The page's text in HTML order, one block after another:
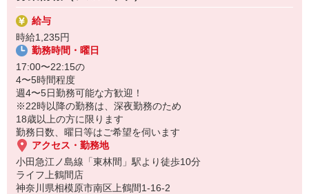
給与
時給1,235円
勤務時間・曜日
17:00〜22:15の
4〜5時間程度
週4〜5日勤務可能な方歓迎！
※22時以降の勤務は、深夜勤務のため
18歳以上の方に限ります
勤務日数、曜日等はご希望を伺います
アクセス・勤務地
小田急江ノ島線「東林間」駅より徒歩10分
ライフ上鶴間店
神奈川県相模原市南区上鶴間1-16-2